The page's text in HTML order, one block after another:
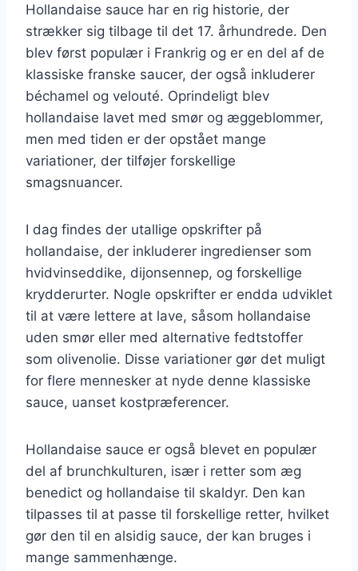
Hollandaise sauce har en rig historie, der
strækker sig tilbage til det 17. århundrede. Den
blev først populær i Frankrig og er en del af de
klassiske franske saucer, der også inkluderer
béchamel og velouté. Oprindeligt blev
hollandaise lavet med smør og æggeblommer,
men med tiden er der opstået mange
variationer, der tilføjer forskellige
smagsnuancer.
I dag findes der utallige opskrifter på
hollandaise, der inkluderer ingredienser som
hvidvinseddike, dijonsennep, og forskellige
krydderurter. Nogle opskrifter er endda udviklet
til at være lettere at lave, såsom hollandaise
uden smør eller med alternative fedtstoffer
som olivenolie. Disse variationer gør det muligt
for flere mennesker at nyde denne klassiske
sauce, uanset kostpræferencer.
Hollandaise sauce er også blevet en populær
del af brunchkulturen, især i retter som æg
benedict og hollandaise til skaldyr. Den kan
tilpasses til at passe til forskellige retter, hvilket
gør den til en alsidig sauce, der kan bruges i
mange sammenhænge.